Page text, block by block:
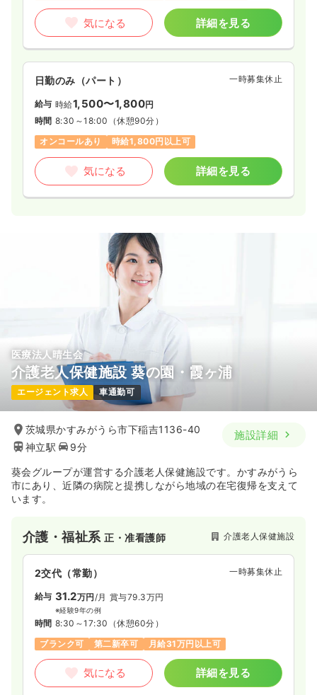
気になる 詳細を見る
日勤のみ（パート） 一時募集休止
給与 時給1,500〜1,800円
時間 8:30～18:00 （休憩90分）
オンコールあり
時給1,800円以上可
気になる 詳細を見る
医療法人晴生会
介護老人保健施設 葵の園・霞ヶ浦
エージェント求人 車通勤可
茨城県かすみがうら市下稲吉1136-40
神立駅
9分
施設詳細
葵会グループが運営する介護老人保健施設です。かすみがうら
市にあり、近隣の病院と提携しながら地域の在宅復帰を支えて
います。
介護・福祉系正・准看護師 介護老人保健施設
2交代（常勤） 一時募集休止
給与 31.2万円 /月 賞与79.3万円
※経験9年の例
時間 8:30～17:30 （休憩60分）
ブランク可
第二新卒可 月給31万円以上可
気になる 詳細を見る